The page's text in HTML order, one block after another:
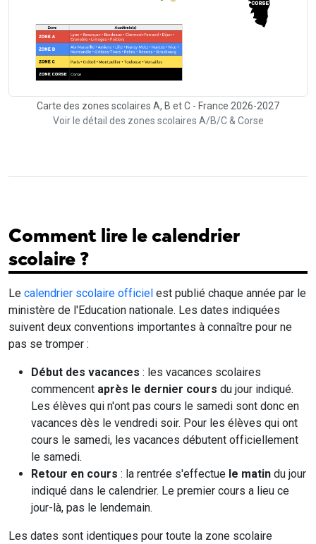
Carte des zones scolaires A, B et C - France 2026-2027
Voir le détail des zones scolaires A/B/C & Corse
Comment lire le calendrier
scolaire ?
Le calendrier scolaire officiel est publié chaque année par le
ministère de l'Education nationale. Les dates indiquées
suivent deux conventions importantes à connaître pour ne
pas se tromper :
Début des vacances : les vacances scolaires
commencent après le dernier cours du jour indiqué.
Les élèves qui n'ont pas cours le samedi sont donc en
vacances dès le vendredi soir. Pour les élèves qui ont
cours le samedi, les vacances débutent officiellement
le samedi.
Retour en cours : la rentrée s'effectue le matin du jour
indiqué dans le calendrier. Le premier cours a lieu ce
jour-là, pas le lendemain.
Les dates sont identiques pour toute la zone scolaire